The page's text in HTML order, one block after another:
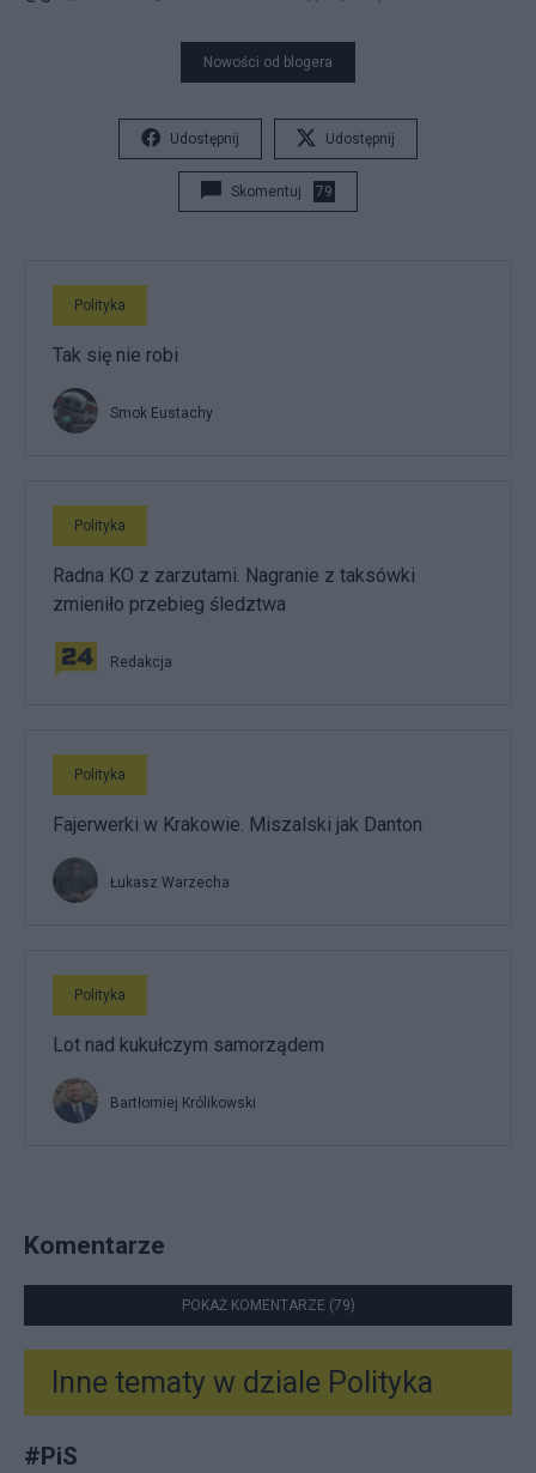
Nowości od blogera
Udostępnij Udostępnij
Skomentuj 79
Polityka
Tak się nie robi
Smok Eustachy
Polityka
Radna KO z zarzutami. Nagranie z taksówki
zmieniło przebieg śledztwa
Redakcja
Polityka
Fajerwerki w Krakowie. Miszalski jak Danton
Łukasz Warzecha
Polityka
Lot nad kukułczym samorządem
Bartłomiej Królikowski
Komentarze
POKAŻ KOMENTARZE (79)
Inne tematy w dziale Polityka
#PiS